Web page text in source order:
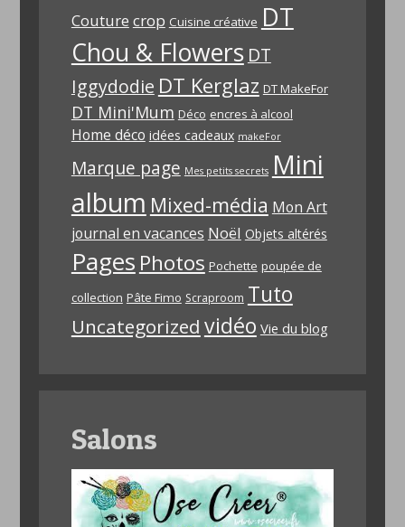
Couture crop Cuisine créative DT
Chou & Flowers DT
Iggydodie DT Kerglaz DT MakeFor
DT Mini'Mum Déco encres à alcool
Home déco idées cadeaux makeFor
Marque page Mes petits secrets Mini
album Mixed-média Mon Art
journal en vacances Noël Objets altérés
Pages Photos Pochette poupée de
collection Pâte Fimo Scraproom Tuto
Uncategorized vidéo Vie du blog
Salons